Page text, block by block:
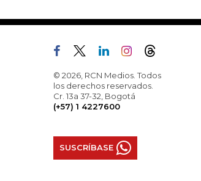
© 2026, RCN Medios. Todos
los derechos reservados.
Cr. 13a 37-32, Bogotá
(+57) 1 4227600
SUSCRÍBASE